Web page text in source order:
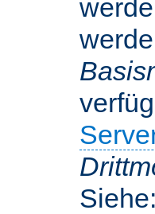
Siehe: